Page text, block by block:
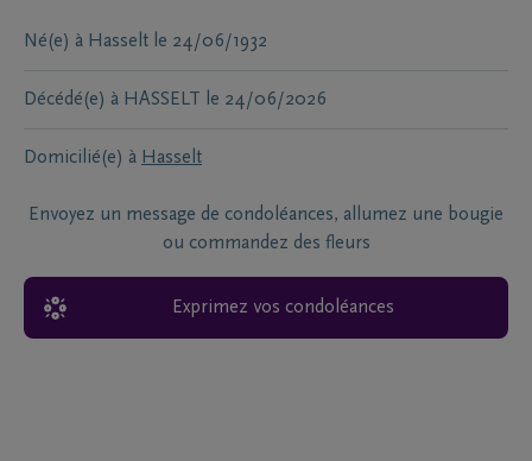
Né(e) à Hasselt le 24/06/1932
Décédé(e) à HASSELT le 24/06/2026
Domicilié(e) à Hasselt
Envoyez un message de condoléances, allumez une bougie
ou commandez des fleurs
Exprimez vos condoléances